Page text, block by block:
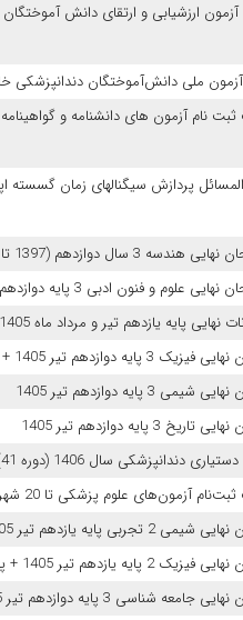
آزمون‌ ارزشیابی و ارتقای دانش
ملی دانش‌آموختگان دندانپزشکی خارج
نام آزمون های دانشنامه و
3 سال دوازدهم (1397 تا 1405)
و فنون ادبی 3 پایه دوازدهم (1397 تا 1405)
نهایی پایه یازدهم تیر و مرداد ماه 1405
پایه دوازدهم تیر 1405 + پاسخ
3 پایه دوازدهم تیر 1405
3 پایه دوازدهم تیر 1405
دندانپزشکی سال 1406 (دوره 41)
آزمون‌های علوم پزشکی تا 20 شهریور
پایه یازدهم تیر 1405 + پاسخ
2 پایه یازدهم تیر 1405 + پاسخ
شناسی 3 پایه دوازدهم تیر 1405 + پاسخ